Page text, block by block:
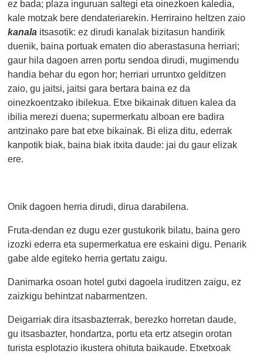
ez bada; plaza inguruan saltegi eta oinezkoen kaledia,
kale motzak bere dendateriarekin. Herriraino heltzen zaio
kanala itsasotik: ez dirudi kanalak bizitasun handirik
duenik, baina portuak ematen dio aberastasuna herriari;
gaur hila dagoen arren portu sendoa dirudi, mugimendu
handia behar du egon hor; herriari urruntxo gelditzen
zaio, gu jaitsi, jaitsi gara bertara baina ez da
oinezkoentzako ibilekua. Etxe bikainak dituen kalea da
ibilia merezi duena; supermerkatu alboan ere badira
antzinako pare bat etxe bikainak. Bi eliza ditu, ederrak
kanpotik biak, baina biak itxita daude: jai du gaur elizak
ere.
Onik dagoen herria dirudi, dirua darabilena.
Fruta-dendan ez dugu ezer gustukorik bilatu, baina gero
izozki ederra eta supermerkatua ere eskaini digu. Penarik
gabe alde egiteko herria gertatu zaigu.
Danimarka osoan hotel gutxi dagoela iruditzen zaigu, ez
zaizkigu behintzat nabarmentzen.
Deigarriak dira itsasbazterrak, berezko horretan daude,
gu itsasbazter, hondartza, portu eta ertz atsegin orotan
turista esplotazio ikustera ohituta baikaude. Etxetxoak